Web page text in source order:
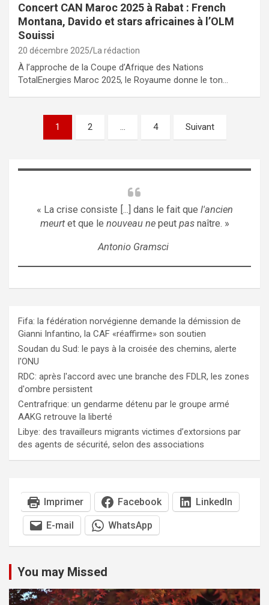
Concert CAN Maroc 2025 à Rabat : French
Montana, Davido et stars africaines à l’OLM
Souissi
20 décembre 2025 La rédaction
À l’approche de la Coupe d’Afrique des Nations
TotalEnergies Maroc 2025, le Royaume donne le ton…
Pagination
1 2 … 4 Suivant
« La crise consiste [...] dans le fait que l'ancien
meurtet que le nouveau nepeut pasnaître. »
Antonio Gramsci
Fifa: la fédération norvégienne demande la démission de
Gianni Infantino, la CAF «réaffirme» son soutien
Soudan du Sud: le pays à la croisée des chemins, alerte
l'ONU
RDC: après l'accord avec une branche des FDLR, les zones
d'ombre persistent
Centrafrique: un gendarme détenu par le groupe armé
AAKG retrouve la liberté
Libye: des travailleurs migrants victimes d’extorsions par
des agents de sécurité, selon des associations
Imprimer Facebook LinkedIn
E-mail WhatsApp
You may Missed